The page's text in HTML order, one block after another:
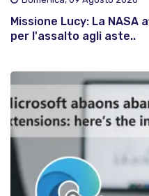
Missione Lucy: La NASA
per l'assalto agli aste..